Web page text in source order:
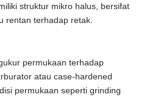
struktur mikro halus, bersifat
rentan terhadap retak.
permukaan terhadap
atau case-hardened
permukaan seperti grinding